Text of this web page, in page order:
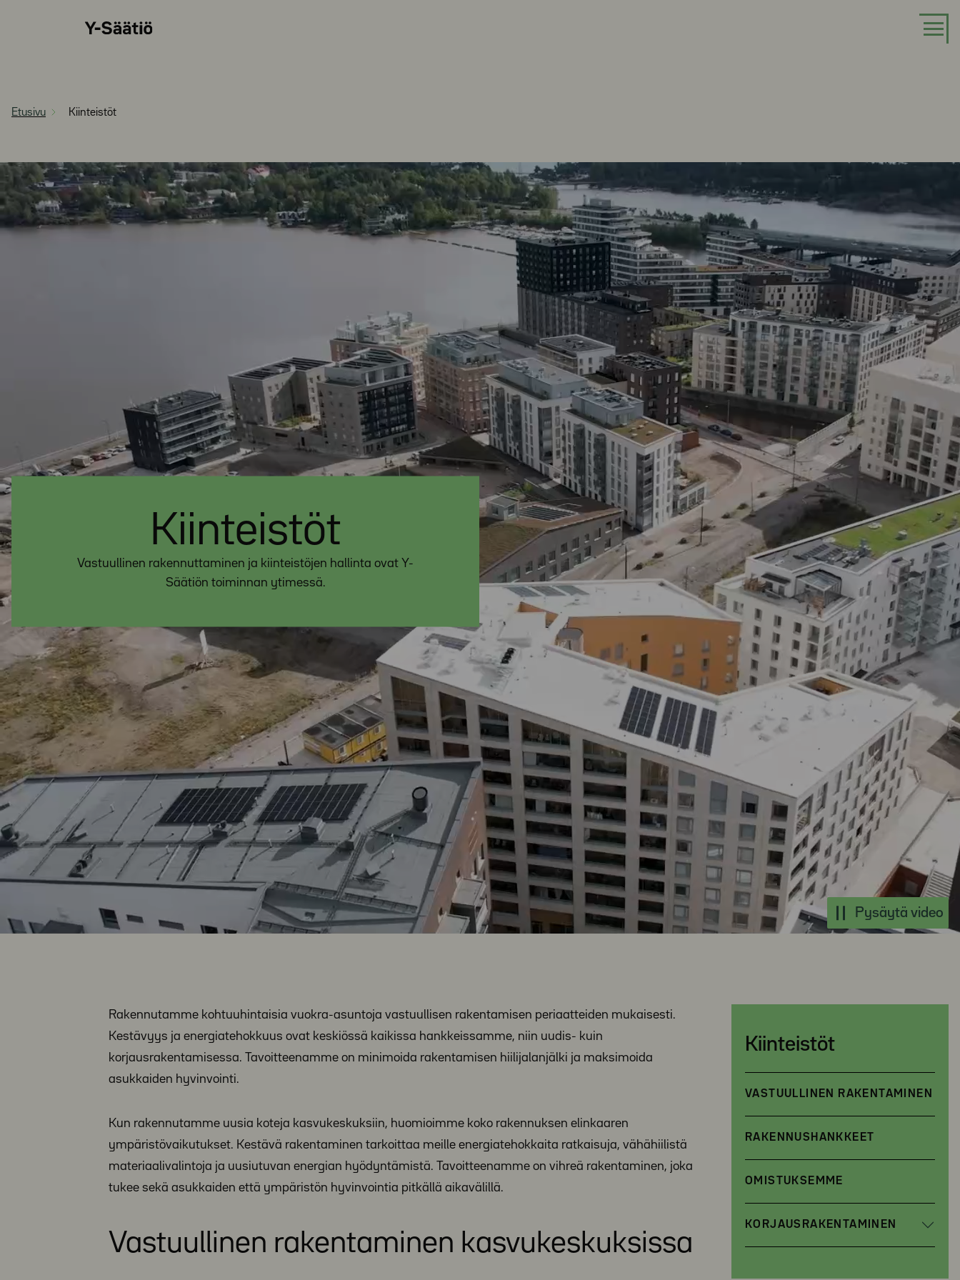
Etusivu Kiinteistöt
Pysäytä video
Kiinteistöt
Vastuullinen rakennuttaminen ja kiinteistöjen hallinta ovat Y-
Säätiön toiminnan ytimessä.
Rakennutamme kohtuuhintaisia vuokra-asuntoja vastuullisen rakentamisen periaatteiden mukaisesti.
Kestävyys ja energiatehokkuus ovat keskiössä kaikissa hankkeissamme, niin uudis- kuin
korjausrakentamisessa. Tavoitteenamme on minimoida rakentamisen hiilijalanjälki ja maksimoida
asukkaiden hyvinvointi.
Kun rakennutamme uusia koteja kasvukeskuksiin, huomioimme koko rakennuksen elinkaaren
ympäristövaikutukset. Kestävä rakentaminen tarkoittaa meille energiatehokkaita ratkaisuja, vähähiilistä
materiaalivalintoja ja uusiutuvan energian hyödyntämistä. Tavoitteenamme on vihreä rakentaminen, joka
tukee sekä asukkaiden että ympäristön hyvinvointia pitkällä aikavälillä.
Vastuullinen rakentaminen kasvukeskuksissa
Kiinteistöt
VASTUULLINEN RAKENTAMINEN
RAKENNUSHANKKEET
OMISTUKSEMME
KORJAUSRAKENTAMINEN